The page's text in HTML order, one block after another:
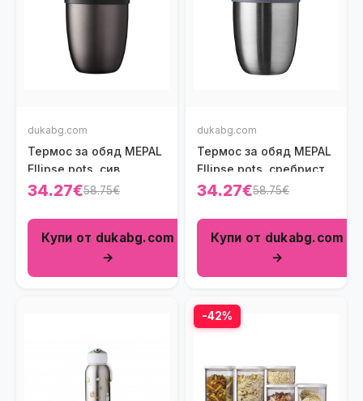
dukabg.com
Термос за обяд MEPAL
Ellipse pots, сив
34.27€58.75€
Купи от dukabg.com
→
dukabg.com
Термос за обяд MEPAL
Ellipse pots, сребрист
34.27€58.75€
Купи от dukabg.com
→
-42%